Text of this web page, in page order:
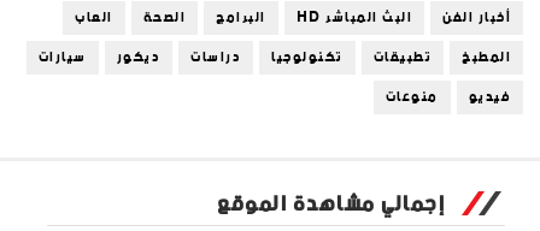
أخبار الفن البث المباشر HD البرامج الصحة
العاب
المطبخ
تطبيقات تكنولوجيا دراسات ديكور
سيارات
فيديو
منوعات
إجمالي مشاهدة الموقع